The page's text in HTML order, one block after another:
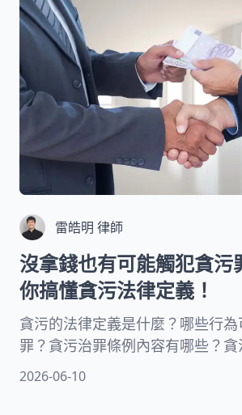
雷皓明 律師
沒拿錢也有可能觸犯貪污
你搞懂貪污法律定義！
貪污的法律定義是什麼？哪些行
罪？貪污治罪條例內容有哪些？貪
期多長？別以為只有公務員會觸犯
2026-06-10